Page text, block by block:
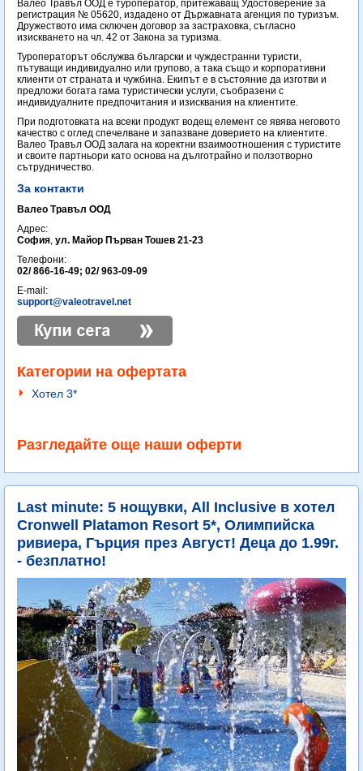
Валео Травъл ООД е туроператор, притежаващ Удостоверение за
регистрация № 05620, издадено от Държавната агенция по туризъм.
Дружеството има сключен договор за застраховка, съгласно
изискването на чл. 42 от Закона за туризма.
Туроператорът обслужва български и чуждестранни туристи,
пътуващи индивидуално или групово, а така също и корпоративни
клиенти от страната и чужбина. Екипът е в състояние да изготви и
предложи богата гама туристически услуги, съобразени с
индивидуалните предпочитания и изисквания на клиентите.
При подготовката на всеки продукт водещ елемент се явява неговото
качество с оглед спечелване и запазване доверието на клиентите.
Валео Травъл ООД залага на коректни взаимоотношения с туристите
и своите партньори като основа на дълготрайно и ползотворно
сътрудничество.
За контакти
Валео Травъл ООД
Адрес:
София, ул. Майор Първан Тошев 21-23
Телефони:
02/ 866-16-49; 02/ 963-09-09
E-mail:
support@valeotravel.net
Категории на офертата
Хотел 3*
Разгледайте още наши оферти
Last minute: 5 нощувки, All Inclusive в хотел
Cronwell Platamon Resort 5*, Олимпийска
ривиера, Гърция през Август! Деца до 1.99г.
- безплатно!